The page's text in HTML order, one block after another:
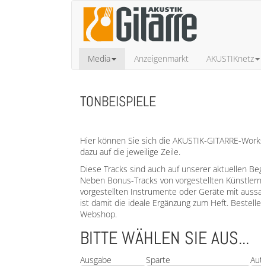
Media Anzeigenmarkt AKUSTIKnetz
TONBEISPIELE
Hier können Sie sich die AKUSTIK-GITARRE-
dazu auf die jeweilige Zeile.
Diese Tracks sind auch auf unserer aktuellen
Neben Bonus-Tracks von vorgestellten
vorgestellten Instrumente oder Geräte mit
ist damit die ideale Ergänzung zum Heft.
Webshop.
BITTE WÄHLEN SIE AUS...
Ausgabe Sparte